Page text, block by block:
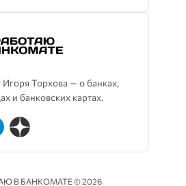
Игоря Торхова — о банках,
и банковских картах.
В БАНКОМАТЕ ©2026